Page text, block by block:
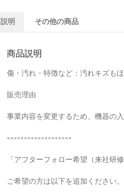
説明 その他の商品
商品説明
傷・汚れ・特徴など：汚れキズも
販売理由
事業内容を変更するため、機器の
===================
「アフターフォロー希望（来社研
ご希望の方は以下を追加ください。